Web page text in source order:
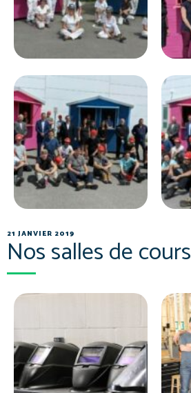
21 JANVIER 2019
Nos salles de cours